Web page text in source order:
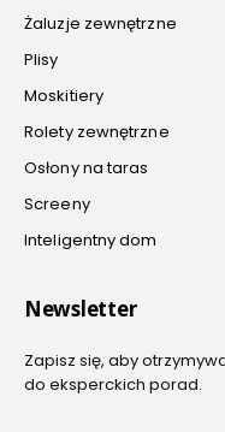
Żaluzje zewnętrzne
Plisy
Moskitiery
Rolety zewnętrzne
Osłony na taras
Screeny
Inteligentny dom
Newsletter
Zapisz się, aby
do eksperckich porad.